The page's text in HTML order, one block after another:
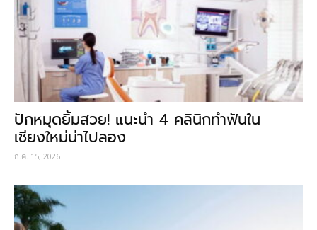
ปักหมุดยิ้มสวย! แนะนำ 4 คลินิกทำฟันใน
เชียงใหม่น่าไปลอง
ก.ค. 15, 2026